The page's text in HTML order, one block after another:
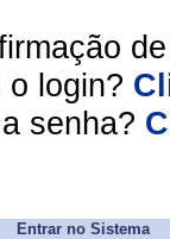
o login?
senha?
Entrar no Sistema